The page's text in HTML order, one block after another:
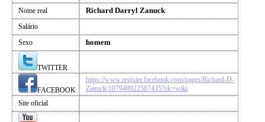
Nome real Richard Darryl Zanuck
Salário
Sexo
homem
TWITTER
FACEBOOK
https://www.register.facebook.com/pages/Richard-D-
Zanuck/107948922567435?sk=wiki
Site oficial